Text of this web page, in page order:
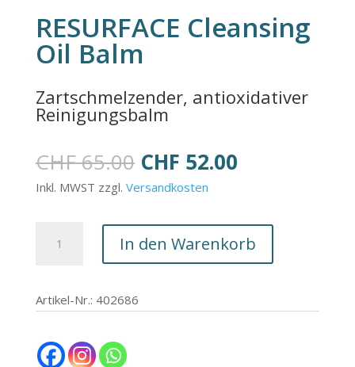
RESURFACE Cleansing
Oil Balm
Zartschmelzender, antioxidativer
Reinigungsbalm
CHF65.00 Ursprünglicher
Preis
CHF 65.00
CHF 52.00Aktueller
CHF 52.00.
Inkl. MWST zzgl. Versandkosten
RESURFACE
Cleansing
Balm
Menge
In den Warenkorb
Artikel-Nr.: 402686